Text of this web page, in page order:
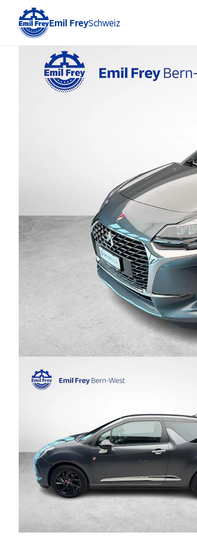
Emil FreySchweiz